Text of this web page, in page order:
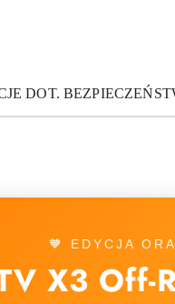
DOT.
🧡 EDYCJA
X3 Off-